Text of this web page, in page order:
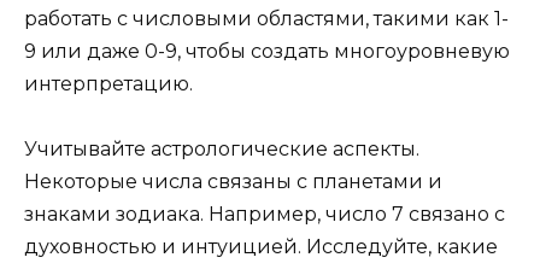
работать с числовыми областями, такими как 1-
9 или даже 0-9, чтобы создать многоуровневую
интерпретацию.
Учитывайте астрологические аспекты.
Некоторые числа связаны с планетами и
знаками зодиака. Например, число 7 связано с
духовностью и интуицией. Исследуйте, какие